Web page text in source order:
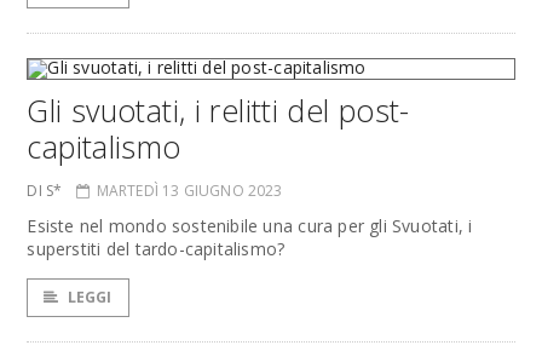
Gli svuotati, i relitti del post-
capitalismo
DI S* MARTEDÌ 13 GIUGNO 2023
Esiste nel mondo sostenibile una cura per gli Svuotati, i
superstiti del tardo-capitalismo?
LEGGI